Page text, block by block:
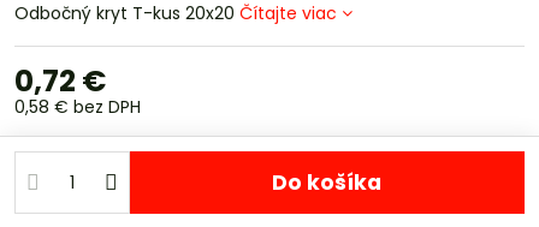
Odbočný kryt T-kus 20x20 Čítajte viac
0,72 €
0,58 € bez DPH
Do košíka